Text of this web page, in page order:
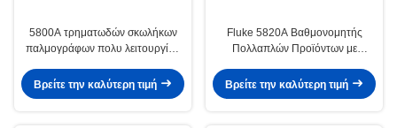
5800A τρηματωδών σκωλήκων
παλμογράφων πολυ λειτουργίας
διακριβωτών αυτόματος
Βρείτε την καλύτερη τιμή
Fluke 5820A Βαθμονομητής
Πολλαπλών Προϊόντων με
Βαθμονομητή Εύρους Ζώνης 600
MHz και 2,1 GHz
Βρείτε την καλύτερη τιμή